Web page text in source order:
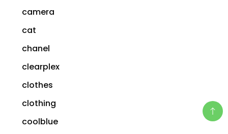
camera
cat
chanel
clearplex
clothes
clothing
coolblue